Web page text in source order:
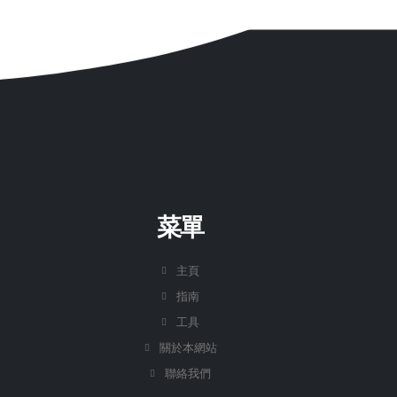
菜單
主頁
指南
工具
關於本網站
聯絡我們